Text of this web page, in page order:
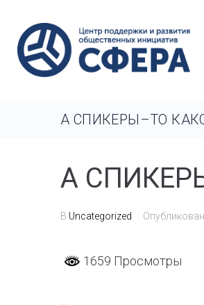
А СПИКЕРЫ–ТО
А
В Uncategorized
1659 Просмотры